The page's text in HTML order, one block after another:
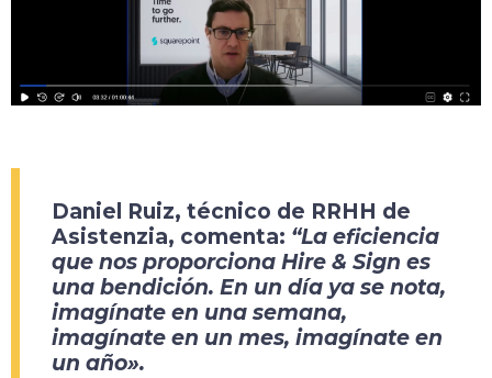
Daniel Ruiz, técnico de RRHH de
Asistenzia, comenta: “La eficiencia
que nos proporciona Hire & Sign es
una bendición. En un día ya se nota,
imagínate en una semana,
imagínate en un mes, imagínate en
un año».